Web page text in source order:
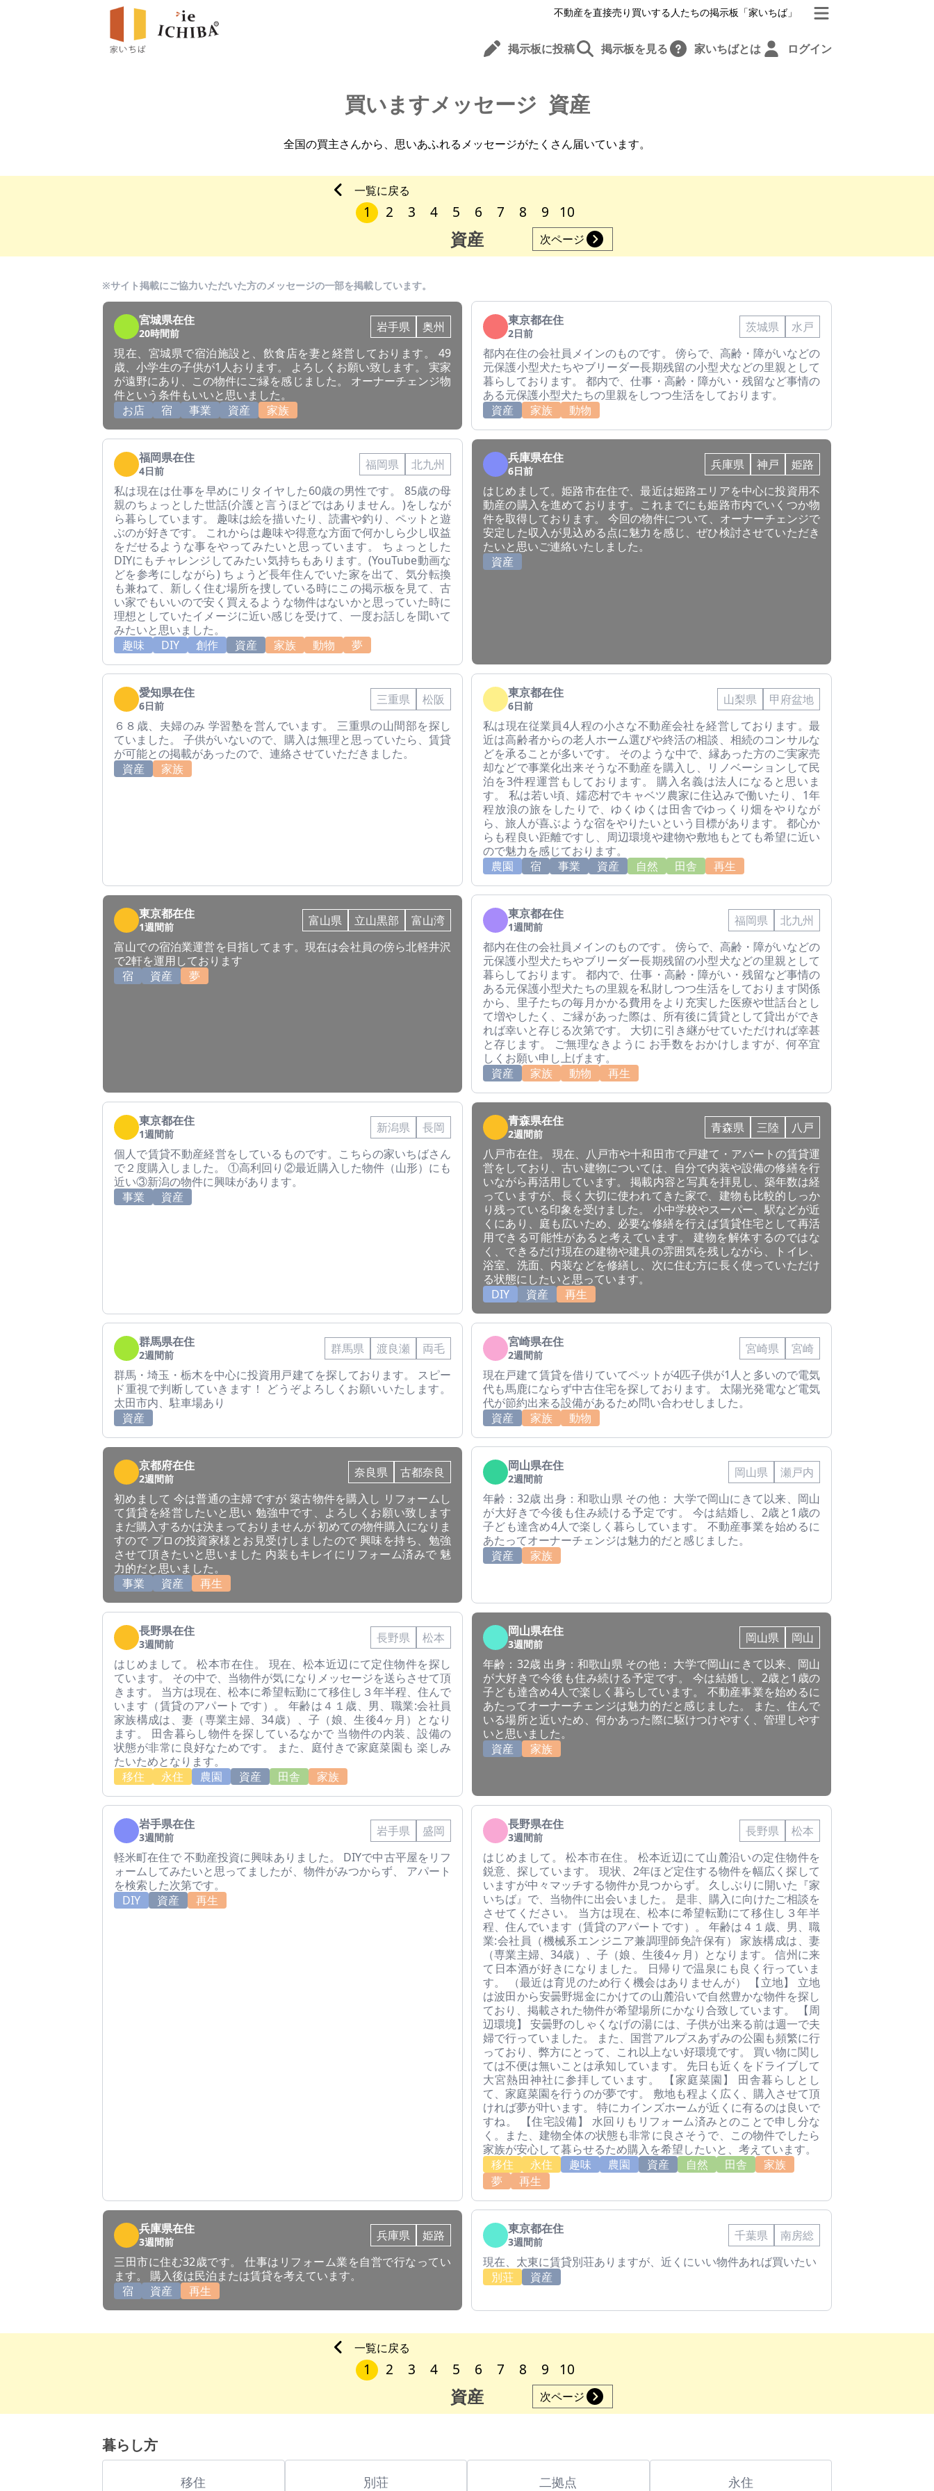
不動産を直接売り買いする人たちの掲示板「家いちば」
掲示板に投稿 掲示板を見る 家いちばとは ログイン
買いますメッセージ 資産
全国の買主さんから、 思いあふれるメッセージがたくさん届いています。
一覧に戻る
1 2 3 4 5 6 7 8 9 10
資産 次ページ
※サイト掲載にご協力いただいた方のメッセージの一部を掲載しています。
宮城県在住
20時間前 岩手県
奥州
現在、宮城県で宿泊施設と、飲食店を妻と経営しております。 49
歳、小学生の子供が1人おります。 よろしくお願い致します。 実家
が遠野にあり、この物件にご縁を感じました。 オーナーチェンジ物
件という条件もいいと思いました。
お店
宿 事業 資産 家族
東京都在住
2日前 茨城県
水戸
都内在住の会社員メインのものです。 傍らで、高齢・障がいなどの
元保護小型犬たちやブリーダー長期残留の小型犬などの里親として
暮らしております。 都内で、仕事・高齢・障がい・残留など事情の
ある元保護小型犬たちの里親をしつつ生活をしております。
資産
家族 動物
福岡県在住
4日前 福岡県
北九州
私は現在は仕事を早めにリタイヤした60歳の男性です。 85歳の母
親のちょっとした世話(介護と言うほどではありません。)をしなが
ら暮らしています。 趣味は絵を描いたり、読書や釣り、ペットと遊
ぶのが好きです。 これからは趣味や得意な方面で何かしら少し収益
をだせるような事をやってみたいと思っています。 ちょっとした
DIYにもチャレンジしてみたい気持ちもあります。(YouTube動画な
どを参考にしながら) ちょうど長年住んでいた家を出て、気分転換
も兼ねて、新しく住む場所を捜している時にこの掲示板を見て、古
い家でもいいので安く買えるような物件はないかと思っていた時に
理想としていたイメージに近い感じを受けて、一度お話しを聞いて
みたいと思いました。
趣味
DIY 創作 資産 家族 動物 夢
兵庫県在住
6日前 兵庫県 神戸
姫路
はじめまして。姫路市在住で、最近は姫路エリアを中心に投資用不
動産の購入を進めております。これまでにも姫路市内でいくつか物
件を取得しております。 今回の物件について、オーナーチェンジで
安定した収入が見込める点に魅力を感じ、ぜひ検討させていただき
たいと思いご連絡いたしました。
資産
愛知県在住
6日前 三重県
松阪
６８歳、夫婦のみ 学習塾を営んでいます。 三重県の山間部を探し
ていました。 子供がいないので、購入は無理と思っていたら、賃貸
が可能との掲載があったので、連絡させていただきました。
資産
家族
東京都在住
6日前 山梨県
甲府盆地
私は現在従業員4人程の小さな不動産会社を経営しております。最
近は高齢者からの老人ホーム選びや終活の相談、相続のコンサルな
どを承ることが多いです。 そのような中で、縁あった方のご実家売
却などで事業化出来そうな不動産を購入し、リノベーションして民
泊を3件程運営もしております。 購入名義は法人になると思いま
す。 私は若い頃、嬬恋村でキャベツ農家に住込みで働いたり、1年
程放浪の旅をしたりで、ゆくゆくは田舎でゆっくり畑をやりなが
ら、旅人が喜ぶような宿をやりたいという目標があります。 都心か
らも程良い距離ですし、周辺環境や建物や敷地もとても希望に近い
ので魅力を感じております。
農園
宿 事業 資産 自然 田舎 再生
東京都在住
1週間前 富山県 立山黒部
富山湾
富山での宿泊業運営を目指してます。現在は会社員の傍ら北軽井沢
で2軒を運用しております
宿
資産 夢
東京都在住
1週間前 福岡県
北九州
都内在住の会社員メインのものです。 傍らで、高齢・障がいなどの
元保護小型犬たちやブリーダー長期残留の小型犬などの里親として
暮らしております。 都内で、仕事・高齢・障がい・残留など事情の
ある元保護小型犬たちの里親を私財しつつ生活をしております関係
から、里子たちの毎月かかる費用をより充実した医療や世話台とし
て増やしたく、ご縁があった際は、所有後に賃貸として貸出ができ
れば幸いと存じる次第です。 大切に引き継がせていただければ幸甚
と存じます。 ご無理なきように お手数をおかけしますが、何卒宜
しくお願い申し上げます。
資産
家族 動物 再生
東京都在住
1週間前 新潟県
長岡
個人で賃貸不動産経営をしているものです。こちらの家いちばさん
で２度購入しました。 ①高利回り②最近購入した物件（山形）にも
近い③新潟の物件に興味があります。
事業
資産
青森県在住
2週間前 青森県 三陸
八戸
八戸市在住。 現在、八戸市や十和田市で戸建て・アパートの賃貸運
営をしており、古い建物については、自分で内装や設備の修繕を行
いながら再活用しています。 掲載内容と写真を拝見し、築年数は経
っていますが、長く大切に使われてきた家で、建物も比較的しっか
り残っている印象を受けました。 小中学校やスーパー、駅などが近
くにあり、庭も広いため、必要な修繕を行えば賃貸住宅として再活
用できる可能性があると考えています。 建物を解体するのではな
く、できるだけ現在の建物や建具の雰囲気を残しながら、トイレ、
浴室、洗面、内装などを修繕し、次に住む方に長く使っていただけ
る状態にしたいと思っています。
DIY
資産 再生
群馬県在住
2週間前 群馬県 渡良瀬
両毛
群馬・埼玉・栃木を中心に投資用戸建てを探しております。 スピー
ド重視で判断していきます！ どうぞよろしくお願いいたします。
太田市内、駐車場あり
資産
宮崎県在住
2週間前 宮崎県
宮崎
現在戸建て賃貸を借りていてペットが4匹子供が1人と多いので電気
代も馬鹿にならず中古住宅を探しております。 太陽光発電など電気
代が節約出来る設備があるため問い合わせしました。
資産
家族 動物
京都府在住
2週間前 奈良県
古都奈良
初めまして 今は普通の主婦ですが 築古物件を購入し リフォームし
て賃貸を経営したいと思い 勉強中です、よろしくお願い致します
まだ購入するかは決まっておりませんが 初めての物件購入になりま
すので プロの投資家様とお見受けしましたので 興味を持ち、勉強
させて頂きたいと思いました 内装もキレイにリフォーム済みで 魅
力的だと思いました。
事業
資産 再生
岡山県在住
2週間前 岡山県
瀬戸内
年齢：32歳 出身：和歌山県 その他： 大学で岡山にきて以来、岡山
が大好きで今後も住み続ける予定です。 今は結婚し、2歳と1歳の
子ども達含め4人で楽しく暮らしています。 不動産事業を始めるに
あたってオーナーチェンジは魅力的だと感じました。
資産
家族
長野県在住
3週間前 長野県
松本
はじめまして。 松本市在住。 現在、松本近辺にて定住物件を探し
ています。 その中で、当物件が気になりメッセージを送らさせて頂
きます。 当方は現在、松本に希望転勤にて移住し３年半程、住んで
います（賃貸のアパートです）。 年齢は４１歳、男、職業:会社員
家族構成は、妻（専業主婦、34歳）、子（娘、生後4ヶ月）となり
ます。 田舎暮らし物件を探しているなかで 当物件の内装、設備の
状態が非常に良好なためです。 また、庭付きで家庭菜園も 楽しみ
たいためとなります。
移住
永住 農園 資産 田舎 家族
岡山県在住
3週間前 岡山県
岡山
年齢：32歳 出身：和歌山県 その他： 大学で岡山にきて以来、岡山
が大好きで今後も住み続ける予定です。 今は結婚し、2歳と1歳の
子ども達含め4人で楽しく暮らしています。 不動産事業を始めるに
あたってオーナーチェンジは魅力的だと感じました。 また、住んで
いる場所と近いため、何かあった際に駆けつけやすく、管理しやす
いと思いました。
資産
家族
岩手県在住
3週間前 岩手県
盛岡
軽米町在住で 不動産投資に興味ありました。 DIYで中古平屋をリフ
ォームしてみたいと思ってましたが、物件がみつからず、 アパート
を検索した次第です。
DIY
資産 再生
長野県在住
3週間前 長野県
松本
はじめまして。 松本市在住。 松本近辺にて山麓沿いの定住物件を
鋭意、探しています。 現状、2年ほど定住する物件を幅広く探して
いますが中々マッチする物件か見つからず。 久しぶりに開いた『家
いちば』で、当物件に出会いました。 是非、購入に向けたご相談を
させてください。 当方は現在、松本に希望転勤にて移住し３年半
程、住んでいます（賃貸のアパートです）。 年齢は４１歳、男、職
業:会社員（機械系エンジニア兼調理師免許保有） 家族構成は、妻
（専業主婦、34歳）、子（娘、生後4ヶ月）となります。 信州に来
て日本酒が好きになりました。 日帰りで温泉にも良く行っていま
す。 （最近は育児のため行く機会はありませんが） 【立地】 立地
は波田から安曇野堀金にかけての山麓沿いで自然豊かな物件を探し
ており、掲載された物件が希望場所にかなり合致しています。 【周
辺環境】 安曇野のしゃくなげの湯には、子供が出来る前は週一で夫
婦で行っていました。 また、国営アルプスあずみの公園も頻繁に行
っており、弊方にとって、これ以上ない好環境です。 買い物に関し
ては不便は無いことは承知しています。 先日も近くをドライブして
大宮熱田神社に参拝しています。 【家庭菜園】 田舎暮らしとし
て、家庭菜園を行うのが夢です。 敷地も程よく広く、購入させて頂
ければ夢が叶います。 特にカインズホームが近くに有るのは良いで
すね。 【住宅設備】 水回りもリフォーム済みとのことで申し分な
く。また、建物全体の状態も非常に良さそうで、この物件でしたら
家族が安心して暮らせるため購入を希望したいと、考えています。
移住
永住 趣味 農園 資産 自然 田舎
家族
夢
再生
兵庫県在住
3週間前 兵庫県
姫路
三田市に住む32歳です。 仕事はリフォーム業を自営で行なってい
ます。 購入後は民泊または賃貸を考えています。
宿
資産 再生
東京都在住
3週間前 千葉県
南房総
現在、太東に賃貸別荘ありますが、近くにいい物件あれば買いたい
別荘
資産
一覧に戻る
1 2 3 4 5 6 7 8 9 10
資産 次ページ
暮らし方
移住 別荘 二拠点 永住